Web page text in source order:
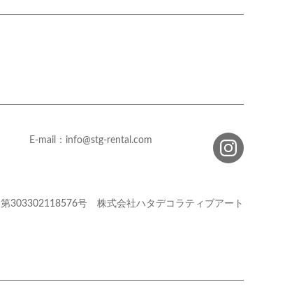
E-mail：info@stg-rental.com
第303302118576号 株式会社ハタデコラティブアート